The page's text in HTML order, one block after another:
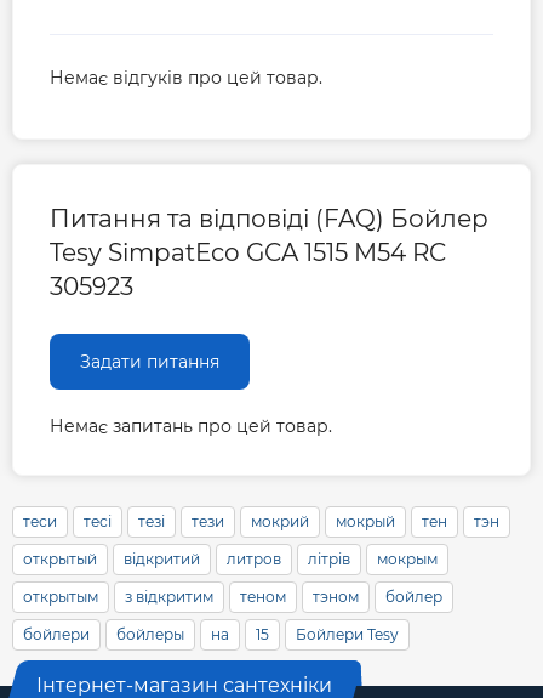
Немає відгуків про цей товар.
Питання та відповіді (FAQ) Бойлер
Tesy SimpatEco GCA 1515 M54 RC
305923
Задати питання
Немає запитань про цей товар.
теси тесі тезі тези мокрий мокрый тен тэн
открытый відкритий литров літрів мокрым
открытым з відкритим теном тэном бойлер
бойлери бойлеры на 15 Бойлери Tesy
Інтернет-магазин сантехніки